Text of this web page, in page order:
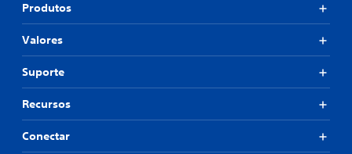
Produtos
Valores
Suporte
Recursos
Conectar